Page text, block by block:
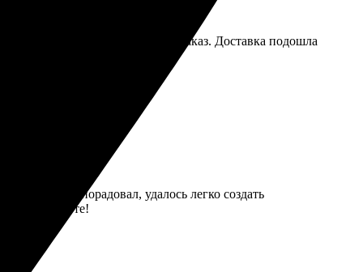
количество, оформила заказ. Доставка подошла
еще!
и рамок порадовал, удалось легко создать
на высоте!